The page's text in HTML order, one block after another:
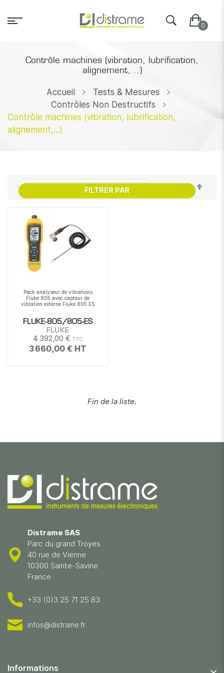
Contrôle machines (vibration, lubrification,
alignement,...)
Accueil
Tests & Mesures
Contrôles Non Destructifs
Contrôle machines (vibration, lubrification,
alignement,...)
Pack analyseur de vibrations
Fluke 805 avec capteur de
vibration externe Fluke 805 ES
FLUKE-805/805-ES
FLUKE
4 392,00 €
3 660,00 €
Fin de la liste.
FILTRER PAR
Distrame SAS
Parc du grand Troyes
40 rue de Vienne
10300 Sainte-Savine
France
+33 (0)3 25 71 25 83
infos@distrame.fr
Informations